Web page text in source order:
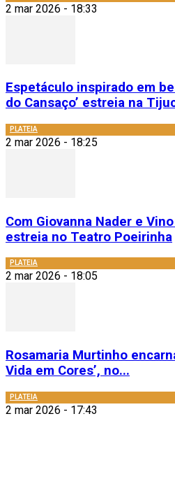
2 mar 2026 - 18:33
Espetáculo inspirado em
do Cansaço’ estreia na
PLATEIA
2 mar 2026 - 18:25
Com Giovanna Nader e
estreia no Teatro Poeirinha
PLATEIA
2 mar 2026 - 18:05
Rosamaria Murtinho
Vida em Cores’, no...
PLATEIA
2 mar 2026 - 17:43